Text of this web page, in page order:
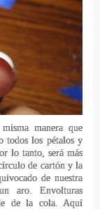
manera que
todos los pétalos y
lo tanto, será más
de cartón y la
de nuestra
un aro.Envolturas
de la cola. Aquí